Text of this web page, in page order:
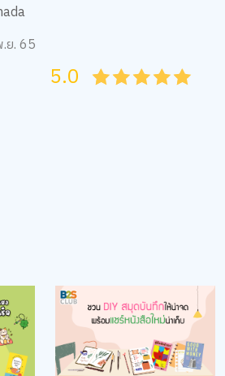
ย. 65
45
4
35
3
25
2
15
1
05
5.0